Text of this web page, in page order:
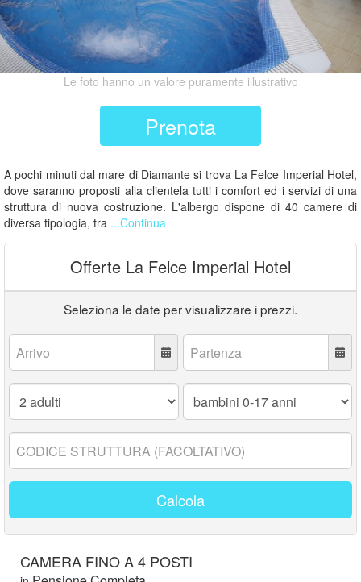
Le foto hanno un valore puramente illustrativo
Prenota
A pochi minuti dal mare di Diamante si trova La Felce Imperial Hotel,
dove saranno proposti alla clientela tutti i comfort ed i servizi di una
struttura di nuova costruzione. L'albergo dispone di 40 camere di
diversa tipologia, tra ...Continua
Offerte La Felce Imperial Hotel
Seleziona le date per visualizzare i prezzi.
Arrivo: Partenza:
Adulti:
Bambini
17
Codice
struttura:
Calcola
CAMERA FINO A 4 POSTI